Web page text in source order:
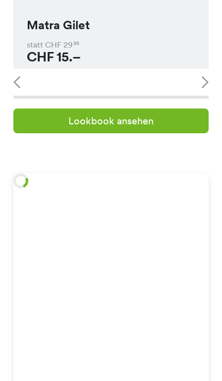
Matra Gilet
statt CHF 2995
CHF15.–
Lookbook ansehen